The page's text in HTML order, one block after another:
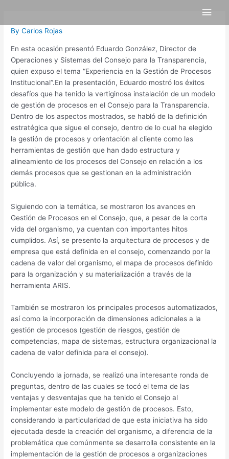
content
Main
ByCarlos Rojas
En esta ocasión presentó Eduardo González, Director de
Operaciones y Sistemas del Consejo para la Transparencia,
quien expuso el tema “Experiencia en la Gestión de Procesos
Institucional”.En la presentación, Eduardo mostró los éxitos
desafíos que ha tenido la vertiginosa instalación de un modelo
de gestión de procesos en el Consejo para la Transparencia.
Dentro de los aspectos mostrados, se habló de la definición
estratégica que sigue el consejo, dentro de lo cual ha elegido
la gestión de procesos y orientación al cliente como las
herramientas de gestión que han dado estructura y
alineamiento de los procesos del Consejo en relación a los
demás procesos que se gestionan en la administración
pública.
Siguiendo con la temática, se mostraron los avances en
Gestión de Procesos en el Consejo, que, a pesar de la corta
vida del organismo, ya cuentan con importantes hitos
cumplidos. Así, se presento la arquitectura de procesos y de
empresa que está definida en el consejo, comenzando por la
cadena de valor del organismo, el mapa de procesos definido
para la organización y su materialización a través de la
herramienta ARIS.
También se mostraron los principales procesos automatizados,
así como la incorporación de dimensiones adicionales a la
gestión de procesos (gestión de riesgos, gestión de
competencias, mapa de sistemas, estructura organizacional la
cadena de valor definida para el consejo).
Concluyendo la jornada, se realizó una interesante ronda de
preguntas, dentro de las cuales se tocó el tema de las
ventajas y desventajas que ha tenido el Consejo al
implementar este modelo de gestión de procesos. Esto,
considerando la particularidad de que esta iniciativa ha sido
ejecutada desde la creación del organismo, a diferencia de la
problemática que comúnmente se desarrolla consistente en la
implementación de la gestión de procesos a organizaciones